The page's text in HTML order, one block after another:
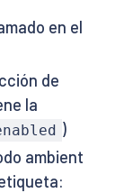
en el
de
la
)
ambient